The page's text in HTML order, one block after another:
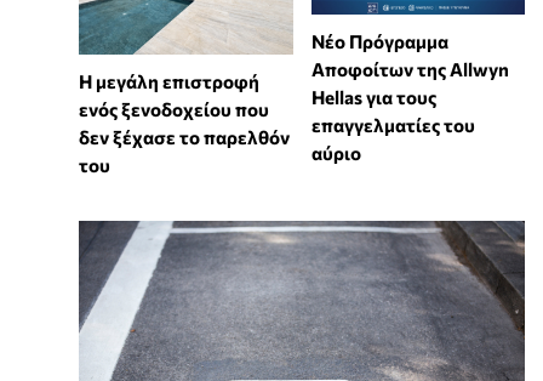
Η μεγάλη επιστροφή
ενός ξενοδοχείου που
δεν ξέχασε το παρελθόν
του
Νέο Πρόγραμμα
Αποφοίτων της Allwyn
Hellas για τους
επαγγελματίες του
αύριο